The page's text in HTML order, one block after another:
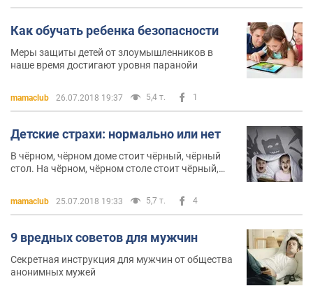
Как обучать ребенка безопасности
Меры защиты детей от злоумышленников в
наше время достигают уровня паранойи
mamaclub 26.07.2018 19:37 5,4 т. 1
Детские страхи: нормально или нет
В чёрном, чёрном доме стоит чёрный, чёрный
стол. На чёрном, чёрном столе стоит чёрный,
белый, белый мертвец: "Отдай свое сердце"
mamaclub 25.07.2018 19:33 5,7 т. 4
9 вредных советов для мужчин
Секретная инструкция для мужчин от общества
анонимных мужей